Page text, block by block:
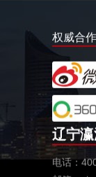
权威合作
辽宁
电话：